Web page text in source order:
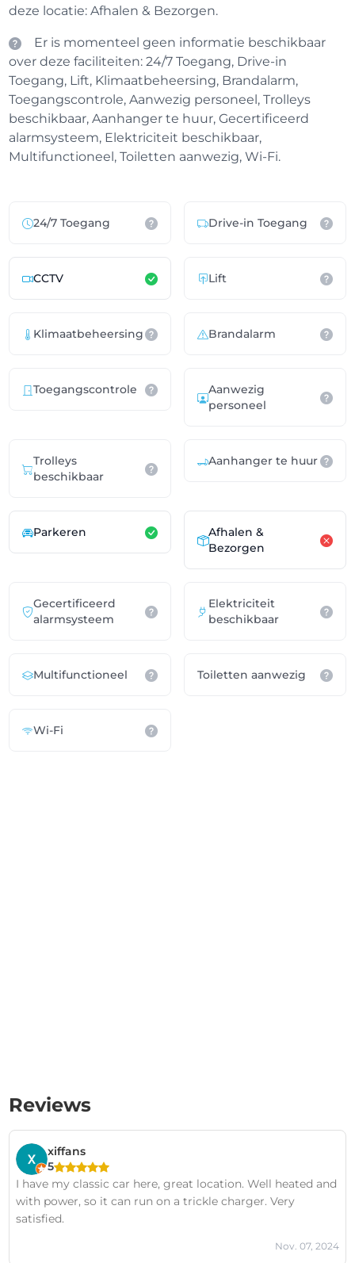
deze locatie: Afhalen & Bezorgen.
Er is momenteel geen informatie beschikbaar
over deze faciliteiten: 24/7 Toegang, Drive-in
Toegang, Lift, Klimaatbeheersing, Brandalarm,
Toegangscontrole, Aanwezig personeel, Trolleys
beschikbaar, Aanhanger te huur, Gecertificeerd
alarmsysteem, Elektriciteit beschikbaar,
Multifunctioneel, Toiletten aanwezig, Wi-Fi.
24/7 Toegang Drive-in Toegang
CCTV Lift
Klimaatbeheersing Brandalarm
Toegangscontrole
Aanwezig
personeel
Trolleys
beschikbaar
Aanhanger te huur
Parkeren
Afhalen &
Bezorgen
Gecertificeerd
alarmsysteem
Elektriciteit
beschikbaar
Multifunctioneel Toiletten aanwezig
Wi-Fi
Reviews
xiffans
5
I have my classic car here, great location. Well heated and
with power, so it can run on a trickle charger. Very
satisfied.
Nov. 07, 2024